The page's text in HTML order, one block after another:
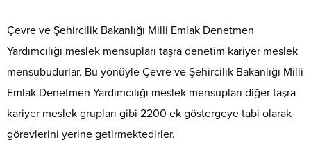
Çevre ve Şehircilik Bakanlığı Milli Emlak Denetmen
Yardımcılığı meslek mensupları taşra denetim kariyer meslek
mensubudurlar. Bu yönüyle Çevre ve Şehircilik Bakanlığı Milli
Emlak Denetmen Yardımcılığı meslek mensupları diğer taşra
kariyer meslek grupları gibi 2200 ek göstergeye tabi olarak
görevlerini yerine getirmektedirler.